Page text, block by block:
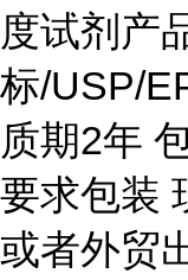
度试剂产
标/USP/
质期2年
要求包装
或者外贸